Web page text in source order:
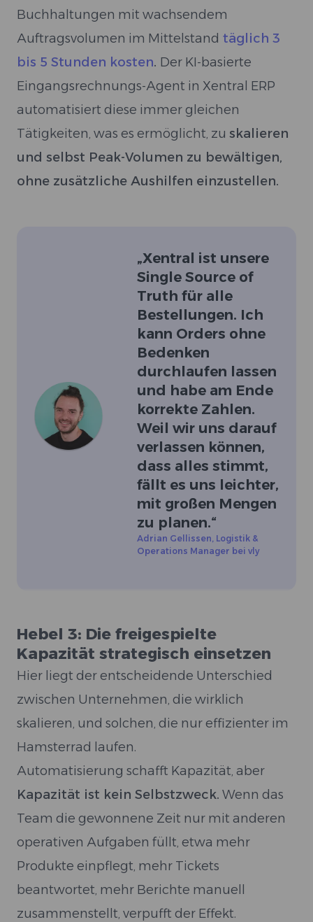
Buchhaltungen mit wachsendem
Auftragsvolumen im Mittelstand täglich 3
bis 5 Stunden kosten. Der KI-basierte
Eingangsrechnungs-Agent in Xentral ERP
automatisiert diese immer gleichen
Tätigkeiten, was es ermöglicht, zu skalieren
und selbst Peak-Volumen zu bewältigen,
ohne zusätzliche Aushilfen einzustellen.
„Xentral ist unsere
Single Source of
Truth für alle
Bestellungen. Ich
kann Orders ohne
Bedenken
durchlaufen lassen
und habe am Ende
korrekte Zahlen.
Weil wir uns darauf
verlassen können,
dass alles stimmt,
fällt es uns leichter,
mit großen Mengen
zu planen.“
Adrian Gellissen Logistik &
Operations Manager bei vly
Hebel 3: Die freigespielte
Kapazität strategisch einsetzen
Hier liegt der entscheidende Unterschied
zwischen Unternehmen, die wirklich
skalieren, und solchen, die nur effizienter im
Hamsterrad laufen.
Automatisierung schafft Kapazität, aber
Kapazität ist kein Selbstzweck. Wenn das
Team die gewonnene Zeit nur mit anderen
operativen Aufgaben füllt, etwa mehr
Produkte einpflegt, mehr Tickets
beantwortet, mehr Berichte manuell
zusammenstellt, verpufft der Effekt.